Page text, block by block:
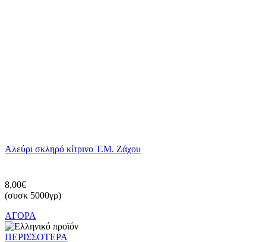
Αλεύρι σκληρό κίτρινο Τ.Μ. Ζάχου
8,00€
(συσκ 5000γρ)
ΑΓΟΡΑ
ΠΕΡΙΣΣΟΤΕΡΑ